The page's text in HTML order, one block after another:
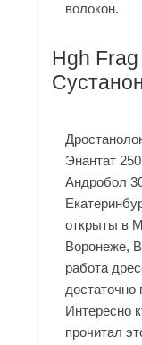
волокон.
Hgh Frag
Энантат
Андробол
открыты в
Воронеже,
работа
Интересно
прочитал